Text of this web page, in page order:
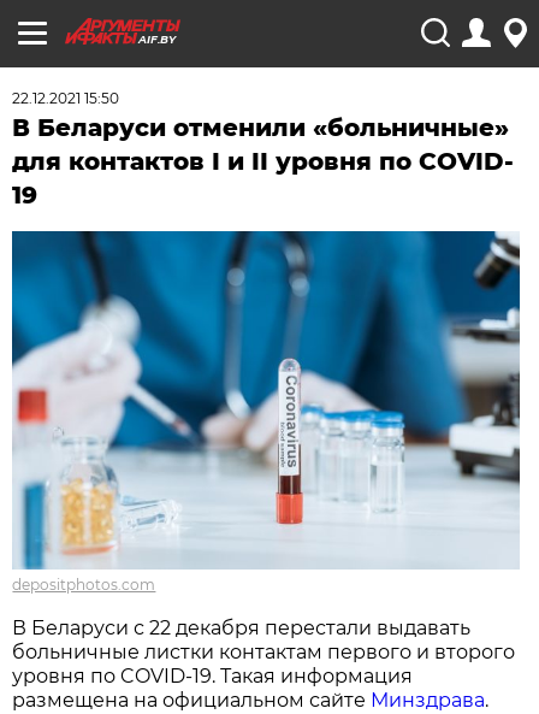
AIF.BY
22.12.2021 15:50
В Беларуси отменили «больничные»
для контактов I и II уровня по COVID-
19
depositphotos.com
В Беларуси с 22 декабря перестали выдавать
больничные листки контактам первого и второго
уровня по COVID-19. Такая информация
размещена на официальном сайте Минздрава.